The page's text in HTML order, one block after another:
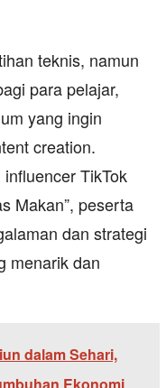
teknis, namun
para pelajar,
yang ingin
creation.
TikTok
Makan”, peserta
dan strategi
menarik dan
dalam Sehari,